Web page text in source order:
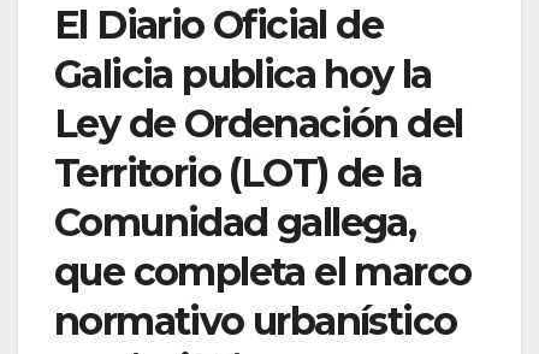
El Diario Oficial de
Galicia publica hoy la
Ley de Ordenación del
Territorio (LOT) de la
Comunidad gallega,
que completa el marco
normativo urbanístico